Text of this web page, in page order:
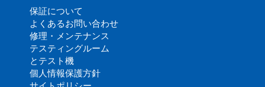
保証について
よくあるお問い合わせ
修理・メンテナンス
テスティングルーム
とテスト機
個人情報保護方針